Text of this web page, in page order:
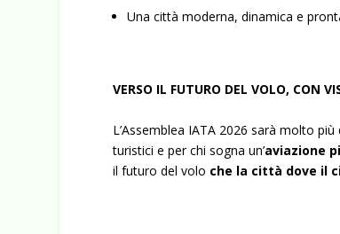
Una città moderna, dinamica e
VERSO IL FUTURO DEL VOLO, CON
L’Assemblea IATA 2026 sarà molto
turistici e per chi sogna un’aviazione
il futuro del volo che la città dove il